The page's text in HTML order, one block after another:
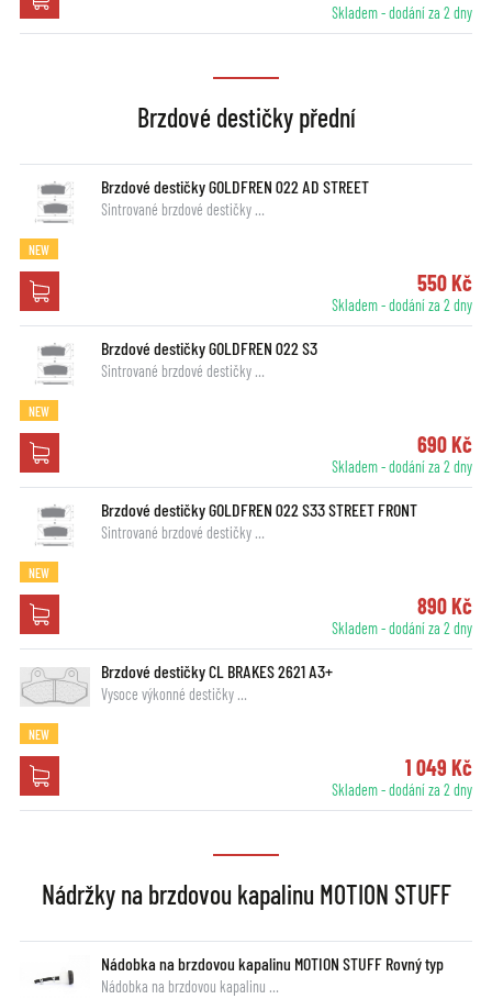
Skladem - dodání za 2 dny
Brzdové destičky přední
Brzdové destičky GOLDFREN 022 AD STREET
Sintrované brzdové destičky …
NEW
550 Kč
Skladem - dodání za 2 dny
Brzdové destičky GOLDFREN 022 S3
Sintrované brzdové destičky …
NEW
690 Kč
Skladem - dodání za 2 dny
Brzdové destičky GOLDFREN 022 S33 STREET FRONT
Sintrované brzdové destičky …
NEW
890 Kč
Skladem - dodání za 2 dny
Brzdové destičky CL BRAKES 2621 A3+
Vysoce výkonné destičky …
NEW
1 049 Kč
Skladem - dodání za 2 dny
Nádržky na brzdovou kapalinu MOTION STUFF
Nádobka na brzdovou kapalinu MOTION STUFF Rovný typ
Nádobka na brzdovou kapalinu …